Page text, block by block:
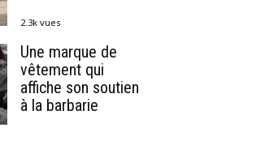
2.3k vues
Une marque de
vêtement qui
affiche son soutien
à la barbarie